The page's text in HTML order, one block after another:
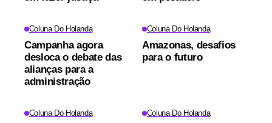
Coluna Do Holanda
Campanha agora
desloca o debate das
alianças para a
administração
Coluna Do Holanda
Amazonas, desafios
para o futuro
Coluna Do Holanda Coluna Do Holanda